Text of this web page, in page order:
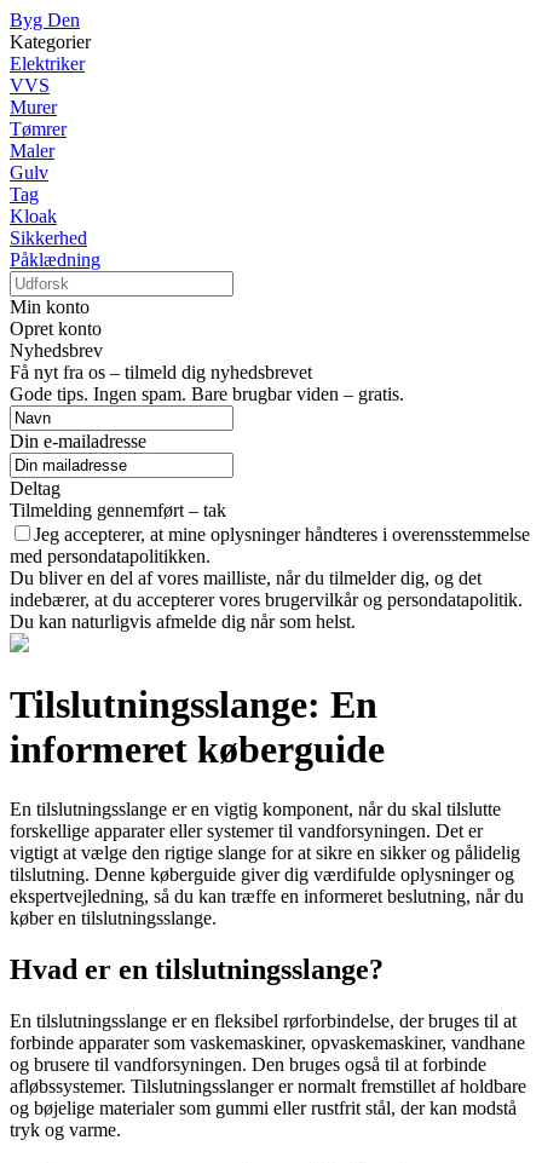
Byg Den
Kategorier
Elektriker
VVS
Murer
Tømrer
Maler
Gulv
Tag
Kloak
Sikkerhed
Påklædning
Min konto
Opret konto
Nyhedsbrev
Få nyt fra os – tilmeld dig nyhedsbrevet
Gode tips. Ingen spam. Bare brugbar viden – gratis.
Din e-mailadresse
Deltag
Tilmelding gennemført – tak
Jeg accepterer, at mine oplysninger håndteres i overensstemmelse
med persondatapolitikken.
Du bliver en del af vores mailliste, når du tilmelder dig, og det
indebærer, at du accepterer vores brugervilkår og persondatapolitik.
Du kan naturligvis afmelde dig når som helst.
Tilslutningsslange: En
informeret køberguide
En tilslutningsslange er en vigtig komponent, når du skal tilslutte
forskellige apparater eller systemer til vandforsyningen. Det er
vigtigt at vælge den rigtige slange for at sikre en sikker og pålidelig
tilslutning. Denne køberguide giver dig værdifulde oplysninger og
ekspertvejledning, så du kan træffe en informeret beslutning, når du
køber en tilslutningsslange.
Hvad er en tilslutningsslange?
En tilslutningsslange er en fleksibel rørforbindelse, der bruges til at
forbinde apparater som vaskemaskiner, opvaskemaskiner, vandhane
og brusere til vandforsyningen. Den bruges også til at forbinde
afløbssystemer. Tilslutningsslanger er normalt fremstillet af holdbare
og bøjelige materialer som gummi eller rustfrit stål, der kan modstå
tryk og varme.